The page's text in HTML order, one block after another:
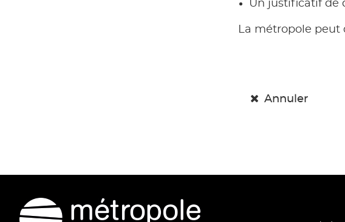
Un justificatif de
La métropole peut
Annuler